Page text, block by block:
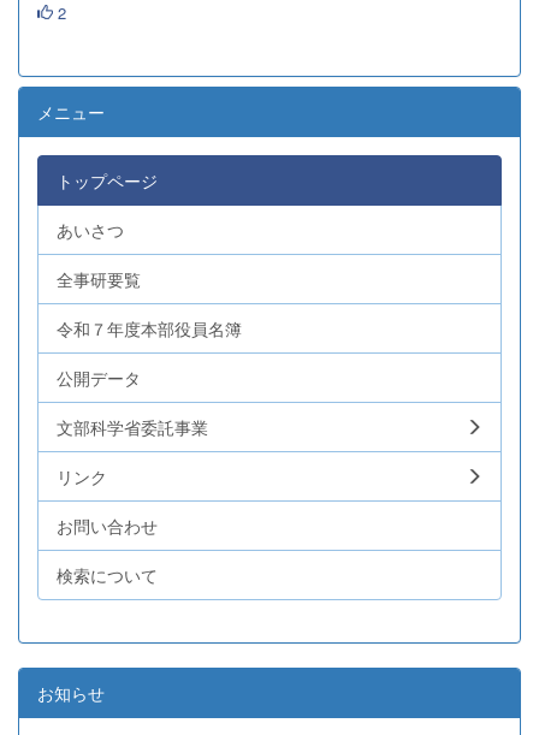
2
メニュー
トップページ
あいさつ
全事研要覧
令和７年度本部役員名簿
公開データ
文部科学省委託事業
リンク
お問い合わせ
検索について
お知らせ